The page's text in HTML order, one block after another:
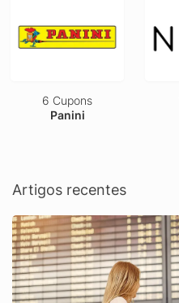
6 Cupons
Panini
Artigos recentes